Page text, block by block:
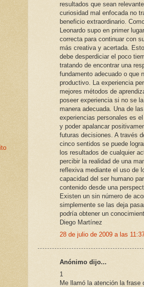
resultados que sean
curiosidad mal enfocada no
beneficio extraordinario.
Leonardo supo en primer
correcta para continuar con
más creativa y acertada.
debe desperdiciar el poco
tratando de encontrar una
fundamento adecuado o que
productivo. La experiencia
mejores métodos de
poseer experiencia si no se
manera adecuada. Una de
experiencias personales es
y poder apalancar
futuras decisiones. A través
cinco sentidos se puede
los resultados de cualquier
percibir la realidad de una
reflexiva mediante el uso de
capacidad del ser humano
contenido desde una
Existen un sin número de
simplemente se las deja
podría obtener un
Diego Martínez
28 de julio de 2009 a las
Anónimo dijo...
1
Me llamó la atención la frase